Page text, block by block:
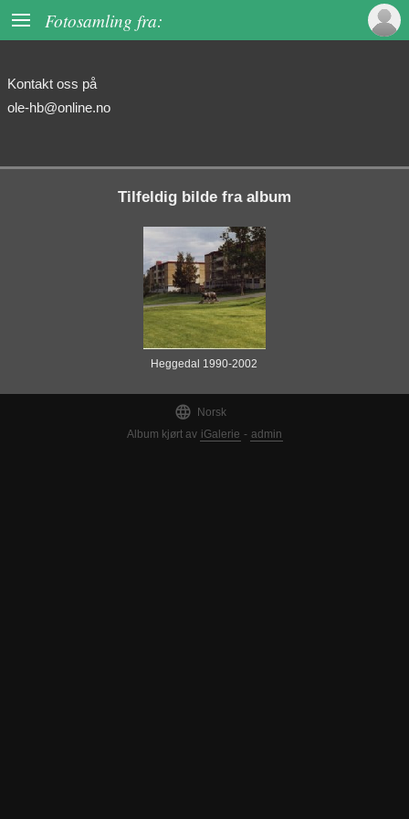
 Fotosamling fra:
Kontakt oss på
ole-hb@online.no
Tilfeldig bilde fra album
Heggedal 1990-2002

Norsk
Album kjørt av iGalerie - admin